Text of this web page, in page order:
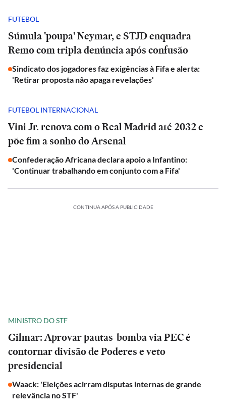
FUTEBOL
Súmula 'poupa' Neymar, e STJD enquadra
Remo com tripla denúncia após confusão
Sindicato dos jogadores faz exigências à Fifa e alerta:
'Retirar proposta não apaga revelações'
FUTEBOL INTERNACIONAL
Vini Jr. renova com o Real Madrid até 2032 e
põe fim a sonho do Arsenal
Confederação Africana declara apoio a Infantino:
'Continuar trabalhando em conjunto com a Fifa'
CONTINUA APÓS A PUBLICIDADE
MINISTRO DO STF
Gilmar: Aprovar pautas-bomba via PEC é
contornar divisão de Poderes e veto
presidencial
Waack: 'Eleições acirram disputas internas de grande
relevância no STF'